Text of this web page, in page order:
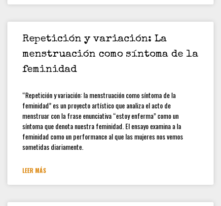
Repetición y variación: La
menstruación como síntoma de la
feminidad
“Repetición y variación: la menstruación como síntoma de la
feminidad” es un proyecto artístico que analiza el acto de
menstruar con la frase enunciativa “estoy enferma” como un
síntoma que denota nuestra feminidad. El ensayo examina a la
feminidad como un performance al que las mujeres nos vemos
sometidas diariamente.
LEER MÁS